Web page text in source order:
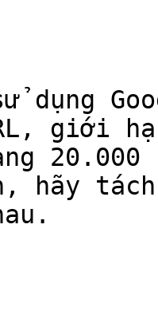
dụng
giới
hãy